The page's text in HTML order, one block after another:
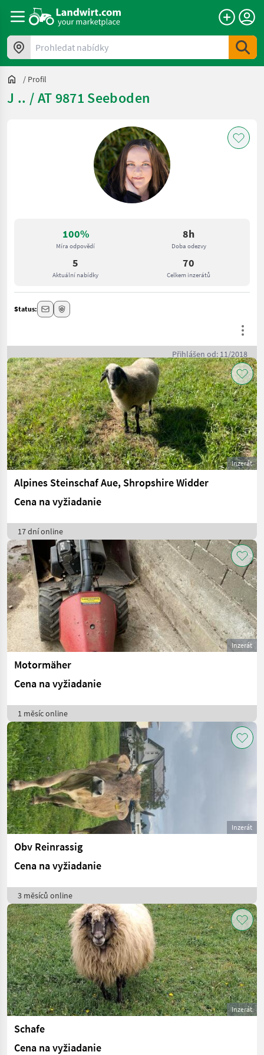
Prohledat nabídky
/ Profil
J .. / AT 9871 Seeboden
100%
Míra odpovědí
8h
Doba odezvy
5
Aktuální nabídky
70
Celkem inzerátů
Status:
Přihlášen od: 11/2018
Inzerát
Alpines Steinschaf Aue, Shropshire Widder
Cena na vyžiadanie
17 dní online
Inzerát
Motormäher
Cena na vyžiadanie
1 měsíc online
Inzerát
Obv Reinrassig
Cena na vyžiadanie
3 měsíců online
Inzerát
Schafe
Cena na vyžiadanie